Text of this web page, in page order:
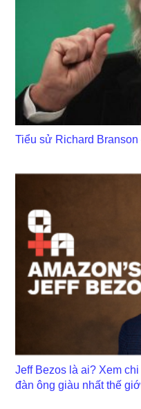
Tiểu sử Richard
Jeff Bezos là ai? Xem
đàn ông giàu nhất thế